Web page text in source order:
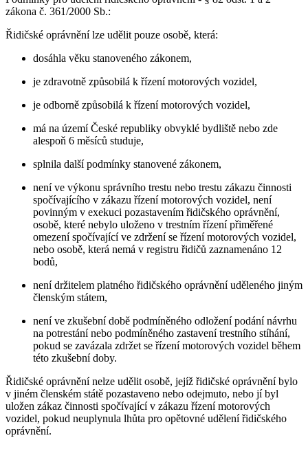
zákona č. 361/2000 Sb.:
Řidičské oprávnění lze udělit pouze osobě, která:
dosáhla věku stanoveného zákonem,
je zdravotně způsobilá k řízení motorových vozidel,
je odborně způsobilá k řízení motorových vozidel,
má na území České republiky obvyklé bydliště nebo zde
alespoň 6 měsíců studuje,
splnila další podmínky stanovené zákonem,
není ve výkonu správního trestu nebo trestu zákazu činnosti
spočívajícího v zákazu řízení motorových vozidel, není
povinným v exekuci pozastavením řidičského oprávnění,
osobě, které nebylo uloženo v trestním řízení přiměřené
omezení spočívající ve zdržení se řízení motorových vozidel,
nebo osobě, která nemá v registru řidičů zaznamenáno 12
bodů,
není držitelem platného řidičského oprávnění uděleného jiným
členským státem,
není ve zkušební době podmíněného odložení podání návrhu
na potrestání nebo podmíněného zastavení trestního stíhání,
pokud se zavázala zdržet se řízení motorových vozidel během
této zkušební doby.
Řidičské oprávnění nelze udělit osobě, jejíž řidičské oprávnění bylo
v jiném členském státě pozastaveno nebo odejmuto, nebo jí byl
uložen zákaz činnosti spočívající v zákazu řízení motorových
vozidel, pokud neuplynula lhůta pro opětovné udělení řidičského
oprávnění.